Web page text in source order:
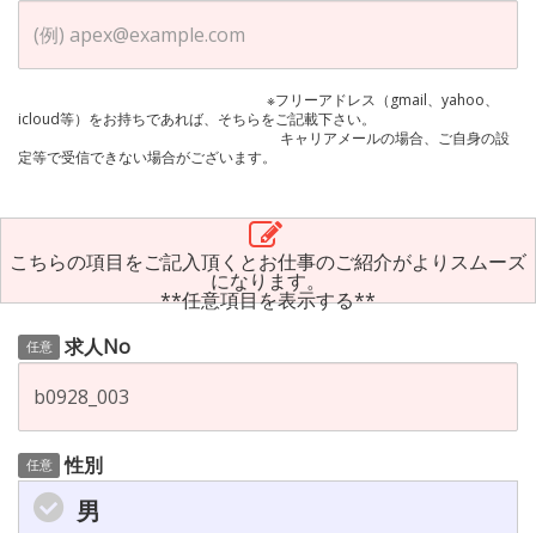
※フリーアドレス（gmail、yahoo、
icloud等）をお持ちであれば、そちらをご記載下さい。
キャリアメールの場合、ご自身の設
定等で受信できない場合がございます。
こちらの項目をご記入頂くとお仕事のご紹介がよりスムーズ
になります。
**任意項目を表示する**
任意 求人No
任意 性別
男